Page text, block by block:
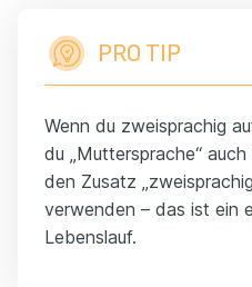
PRO TIP
Wenn du zweisprachig
du „Muttersprache“
den Zusatz
verwenden – das ist ein
Lebenslauf.